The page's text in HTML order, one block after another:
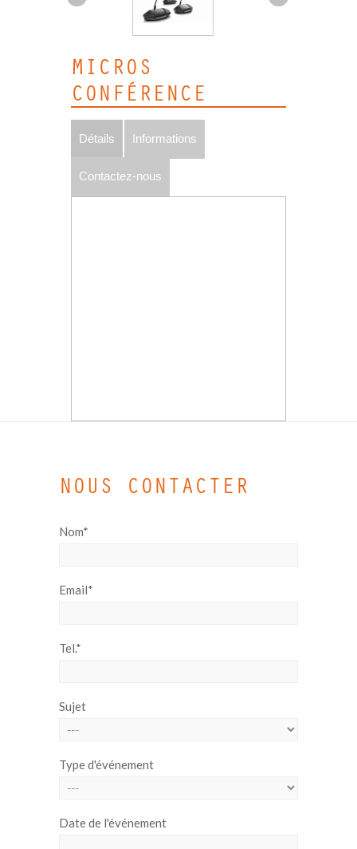
MICROS
CONFÉRENCE
Détails Informations
Contactez-nous
NOUS CONTACTER
Nom*
Email*
Tel.*
Sujet
Type d'événement
Date de l'événement